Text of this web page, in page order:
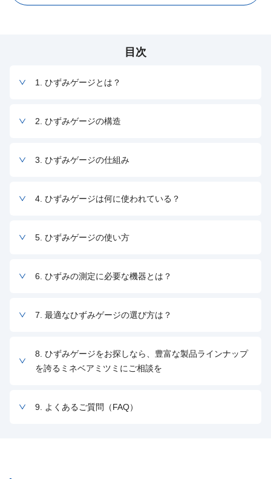
目次
1. ひずみゲージとは？
2. ひずみゲージの構造
3. ひずみゲージの仕組み
4. ひずみゲージは何に使われている？
5. ひずみゲージの使い方
6. ひずみの測定に必要な機器とは？
7. 最適なひずみゲージの選び方は？
8. ひずみゲージをお探しなら、豊富な製品ラインナップ
を誇るミネベアミツミにご相談を
9. よくあるご質問（FAQ）